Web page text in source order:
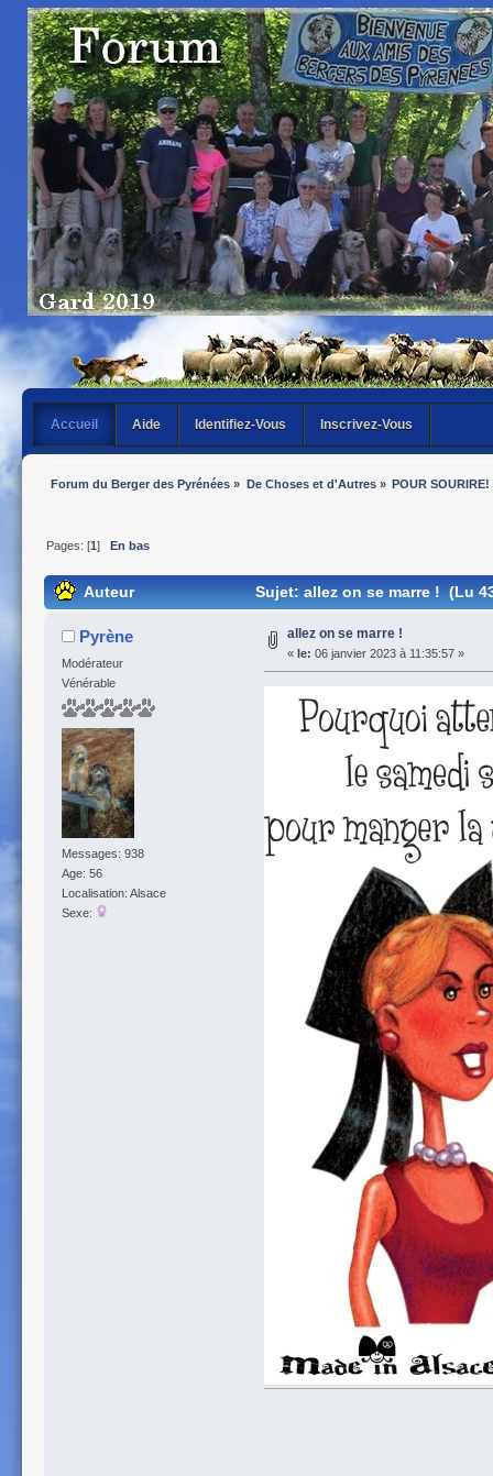
Accueil Aide Identifiez-Vous Inscrivez-Vous
Forum du Berger des Pyrénées » De Choses et d'Autres» POUR SOURIRE!
Pages: [1] En bas
Auteur Sujet: allez on se marre ! (Lu
Pyrène
Modérateur
Vénérable
Messages: 938
Age: 56
Localisation: Alsace
Sexe:
allez on se marre !
« le: 06 janvier 2023 à 11:35:57 »